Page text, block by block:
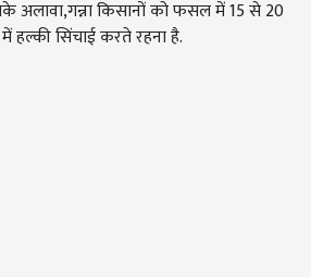
अलावा,गन्ना किसानों को फसल में 15 से 20
हल्की सिंचाई करते रहना है.